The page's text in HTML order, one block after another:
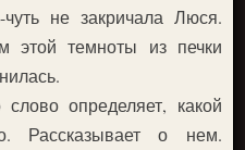
не закричала Люся.
этой темноты из печки
определяет, какой
Рассказывает о нем.